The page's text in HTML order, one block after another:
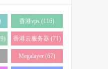
香港vps (116)
香港云服务器 (71)
Megalayer (67)